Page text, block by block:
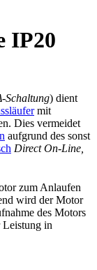
IP20
Schaltung) dient
mit
Dies vermeidet
aufgrund des sonst
Direct On-Line,
zum Anlaufen
wird der Motor
des Motors
Leistung in